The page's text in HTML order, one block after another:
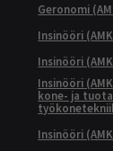
Geronomi
Insinööri
Insinööri
Insinööri
kone- ja
Insinööri